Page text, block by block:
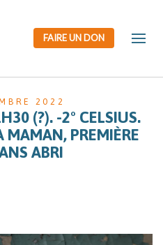
2022
(?). -2° CELSIUS.
MAMAN, PREMIÈRE
ABRI
FAIRE UN DON